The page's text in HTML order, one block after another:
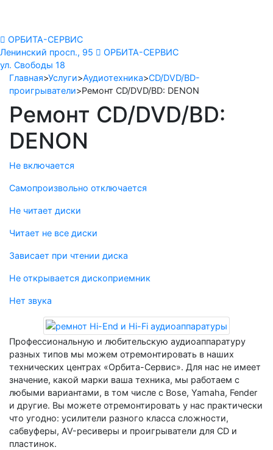
ОРБИТА-СЕРВИС
Ленинский просп., 95
ОРБИТА-СЕРВИС
ул. Свободы 18
Главная>Услуги>Аудиотехника>CD/DVD/BD-
проигрыватели>Ремонт CD/DVD/BD: DENON
Ремонт CD/DVD/BD:
DENON
Не включается
Самопроизвольно отключается
Не читает диски
Читает не все диски
Зависает при чтении диска
Не открывается дископриемник
Нет звука
Профессиональную и любительскую аудиоаппаратуру
разных типов мы можем отремонтировать в наших
технических центрах «Орбита-Сервис». Для нас не имеет
значение, какой марки ваша техника, мы работаем с
любыми вариантами, в том числе с Bose, Yamaha, Fender
и другие. Вы можете отремонтировать у нас практически
что угодно: усилители разного класса сложности,
сабвуферы, AV-ресиверы и проигрыватели для CD и
пластинок.